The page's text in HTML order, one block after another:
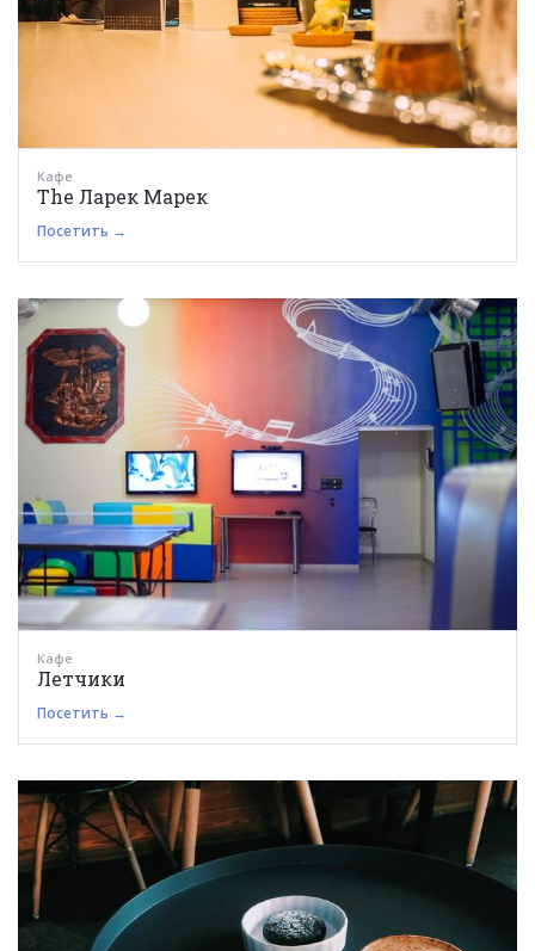
Кафе
The Ларек Марек
Посетить →
Кафе
Летчики
Посетить →